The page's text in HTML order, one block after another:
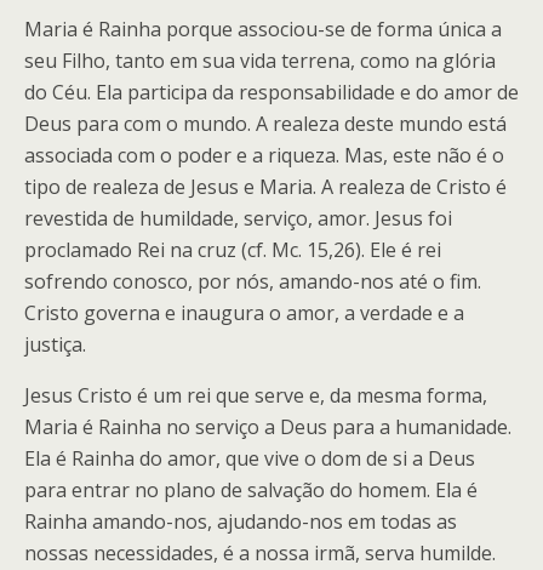
Maria é Rainha porque associou-se de forma única a
seu Filho, tanto em sua vida terrena, como na glória
do Céu. Ela participa da responsabilidade e do amor de
Deus para com o mundo. A realeza deste mundo está
associada com o poder e a riqueza. Mas, este não é o
tipo de realeza de Jesus e Maria. A realeza de Cristo é
revestida de humildade, serviço, amor. Jesus foi
proclamado Rei na cruz (cf. Mc. 15,26). Ele é rei
sofrendo conosco, por nós, amando-nos até o fim.
Cristo governa e inaugura o amor, a verdade e a
justiça.
Jesus Cristo é um rei que serve e, da mesma forma,
Maria é Rainha no serviço a Deus para a humanidade.
Ela é Rainha do amor, que vive o dom de si a Deus
para entrar no plano de salvação do homem. Ela é
Rainha amando-nos, ajudando-nos em todas as
nossas necessidades, é a nossa irmã, serva humilde.